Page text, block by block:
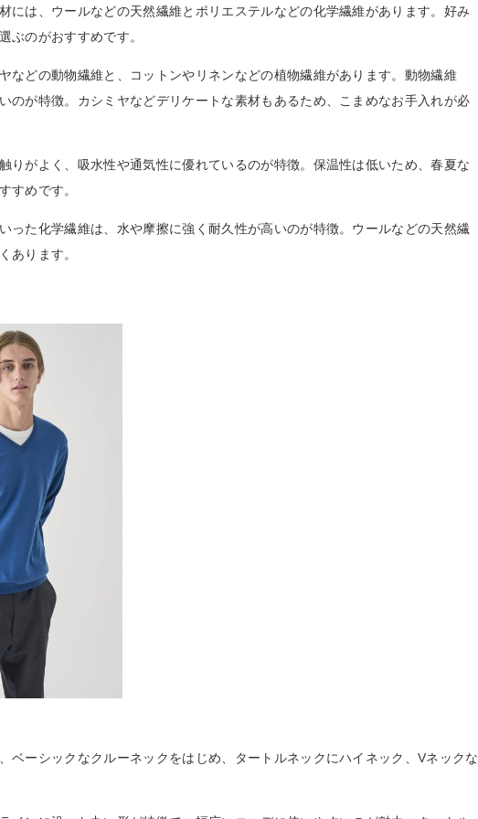
には、ウールなどの天然繊維とポリエステルなどの化学繊維があります。好み
ぶのがおすすめです。
などの動物繊維と、コットンやリネンなどの植物繊維があります。動物繊維
のが特徴。カシミヤなどデリケートな素材もあるため、こまめなお手入れが必
りがよく、吸水性や通気性に優れているのが特徴。保温性は低いため、春夏な
すめです。
った化学繊維は、水や摩擦に強く耐久性が高いのが特徴。ウールなどの天然繊
あります。
ベーシックなクルーネックをはじめ、タートルネックにハイネック、Vネックな